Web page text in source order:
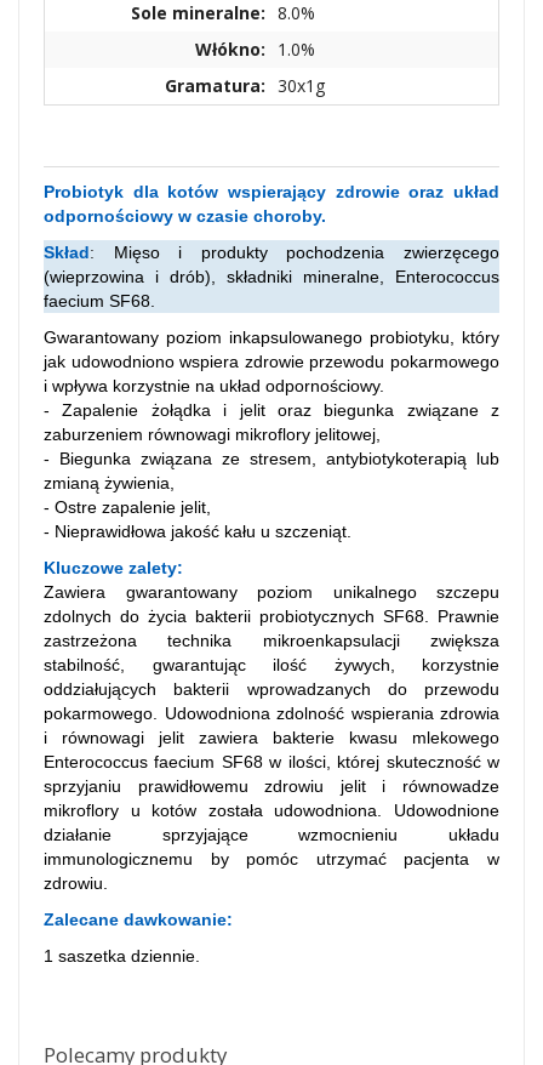
Sole mineralne: 8.0%
Włókno:
1.0%
Gramatura: 30x1g
Probiotyk dla kotów wspierający zdrowie oraz układ
odpornościowy w czasie choroby.
Skład: Mięso i produkty pochodzenia zwierzęcego
(wieprzowina i drób), składniki mineralne, Enterococcus
faecium SF68.
Gwarantowany poziom inkapsulowanego probiotyku, który
jak udowodniono wspiera zdrowie przewodu pokarmowego
i wpływa korzystnie na układ odpornościowy.
- Zapalenie żołądka i jelit oraz biegunka związane z
zaburzeniem równowagi mikroflory jelitowej,
- Biegunka związana ze stresem, antybiotykoterapią lub
zmianą żywienia,
- Ostre zapalenie jelit,
- Nieprawidłowa jakość kału u szczeniąt.
Kluczowe zalety:
Zawiera gwarantowany poziom unikalnego szczepu
zdolnych do życia bakterii probiotycznych SF68. Prawnie
zastrzeżona technika mikroenkapsulacji zwiększa
stabilność, gwarantując ilość żywych, korzystnie
oddziałujących bakterii wprowadzanych do przewodu
pokarmowego. Udowodniona zdolność wspierania zdrowia
i równowagi jelit zawiera bakterie kwasu mlekowego
Enterococcus faecium SF68 w ilości, której skuteczność w
sprzyjaniu prawidłowemu zdrowiu jelit i równowadze
mikroflory u kotów została udowodniona. Udowodnione
działanie sprzyjające wzmocnieniu układu
immunologicznemu by pomóc utrzymać pacjenta w
zdrowiu.
Zalecane dawkowanie:
1 saszetka dziennie.
Polecamy produkty